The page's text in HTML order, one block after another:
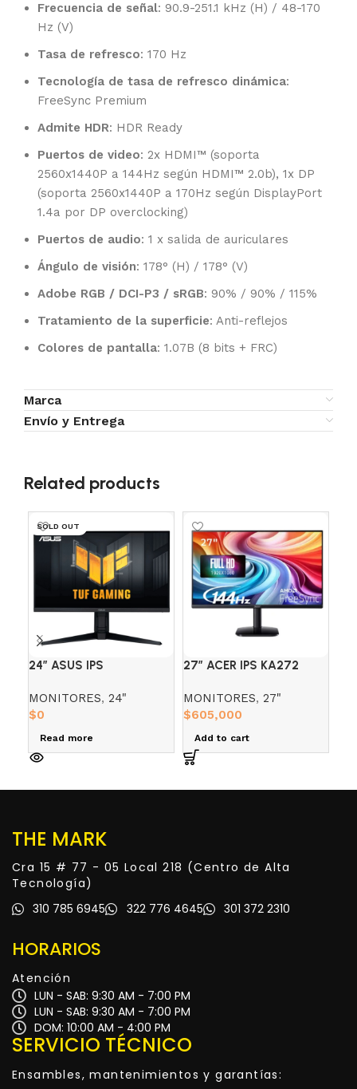
Frecuencia de señal: 90.9-251.1 kHz (H) / 48-170
Hz (V)
Tasa de refresco: 170 Hz
Tecnología de tasa de refresco dinámica:
FreeSync Premium
Admite HDR: HDR Ready
Puertos de video: 2x HDMI™ (soporta
2560x1440P a 144Hz según HDMI™ 2.0b), 1x DP
(soporta 2560x1440P a 170Hz según DisplayPort
1.4a por DP overclocking)
Puertos de audio: 1 x salida de auriculares
Ángulo de visión: 178° (H) / 178° (V)
Adobe RGB / DCI-P3 / sRGB: 90% / 90% / 115%
Tratamiento de la superficie: Anti-reflejos
Colores de pantalla: 1.07B (8 bits + FRC)
Marca
Envío y Entrega
Related products
SOLD OUT
24″ ASUS IPS
1MS AJUSTABLE
MONITORES, 24"
$0
Read more
27″ ACER IPS KA272
MONITORES, 27"
$605,000
Add to cart
THE MARK
Cra 15 # 77 - 05 Local 218 (Centro de Alta
Tecnología)
310 785 6945
322 776 4645 301 372 2310
HORARIOS
Atención
LUN - SAB: 9:30 AM - 7:00 PM
LUN - SAB: 9:30 AM - 7:00 PM
DOM: 10:00 AM - 4:00 PM
SERVICIO TÉCNICO
Ensambles, mantenimientos y garantías: